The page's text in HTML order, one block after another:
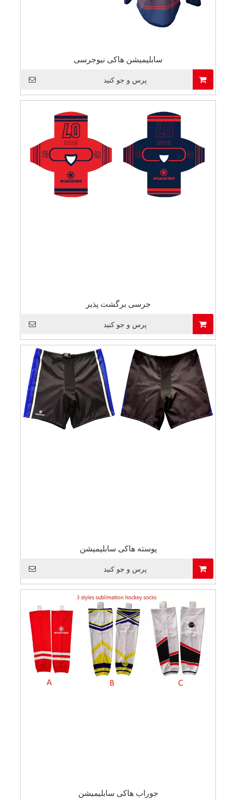
سابلیمیشن هاکی نیوجرسی
پرس و جو کنید
جرسی برگشت پذیر
پرس و جو کنید
پوسته هاکی سابلیمیشن
پرس و جو کنید
جوراب هاکی سابلیمیشن